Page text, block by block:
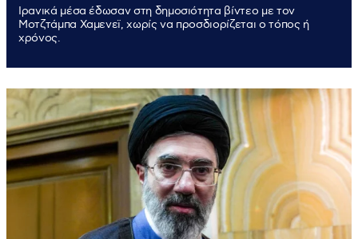
Ιρανικά μέσα έδωσαν στη δημοσιότητα βίντεο με τον
Μοτζτάμπα Χαμενεϊ, χωρίς να προσδιορίζεται ο τόπος ή
χρόνος.